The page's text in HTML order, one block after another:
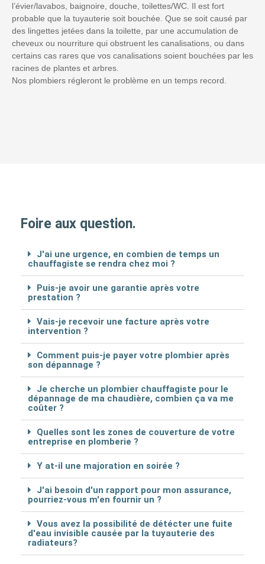
l’évier/lavabos, baignoire, douche, toilettes/WC. Il est fort
probable que la tuyauterie soit bouchée. Que se soit causé par
des lingettes jetées dans la toilette, par une accumulation de
cheveux ou nourriture qui obstruent les canalisations, ou dans
certains cas rares que vos canalisations soient bouchées par les
racines de plantes et arbres.
Nos plombiers régleront le problème en un temps record.
Foire aux question.
J'ai une urgence, en combien de temps un
chauffagiste se rendra chez moi ?
Puis-je avoir une garantie après votre
prestation ?
Vais-je recevoir une facture après votre
intervention ?
Comment puis-je payer votre plombier après
son dépannage ?
Je cherche un plombier chauffagiste pour le
dépannage de ma chaudière, combien ça va me
coûter ?
Quelles sont les zones de couverture de votre
entreprise en plomberie ?
Y at-il une majoration en soirée ?
J'ai besoin d'un rapport pour mon assurance,
pourriez-vous m'en fournir un ?
Vous avez la possibilité de détécter une fuite
d'eau invisible causée par la tuyauterie des
radiateurs?